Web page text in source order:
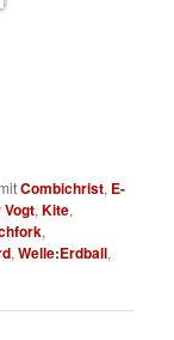
Combichrist, E-
Vogt,Kite,
,
,Welle:Erdball,